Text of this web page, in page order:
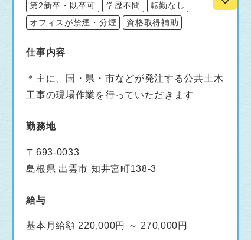
第2新卒・既卒可 学歴不問
転勤なし
オフィスが禁煙・分煙
資格取得補助
仕事内容
＊主に、国・県・市などが発注する公共土木
工事の現場作業を行っていただきます
勤務地
〒693-0033
島根県 出雲市 知井宮町138-3
給与
基本月給額 220,000円 ～ 270,000円